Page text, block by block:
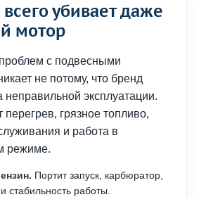
убивает даже
мотор
с подвесными
не потому, что бренд
неправильной эксплуатации.
перегрев, грязное топливо,
и работа в
режиме.
Портит запуск, карбюратор,
стабильность работы.